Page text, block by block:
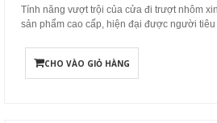
Tính năng vượt trội của cửa đi trượt nhôm
sản phẩm cao cấp, hiện đại được người tiêu
CHO VÀO GIỎ HÀNG